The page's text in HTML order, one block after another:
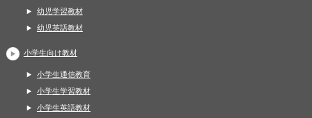
幼児学習教材
幼児英語教材
小学生向け教材
小学生通信教育
小学生学習教材
小学生英語教材